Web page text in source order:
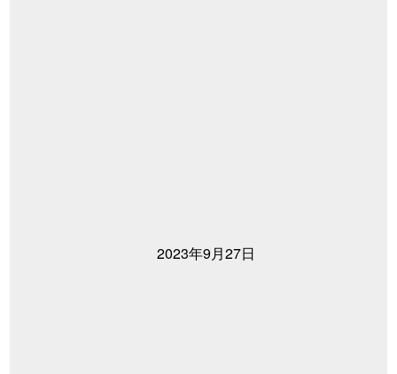
2023年9月27日